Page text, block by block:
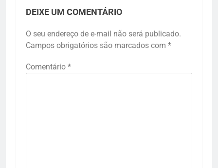
DEIXE UM COMENTÁRIO
O seu endereço de e-mail não será publicado.
Campos obrigatórios são marcados com *
Comentário *